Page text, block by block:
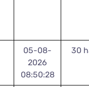
05-08-
2026
08:50:28
30